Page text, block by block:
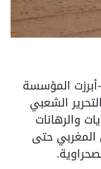
(واص) -أبرزت المؤسسة
الشعبي
والرهانات
المغربي حتى